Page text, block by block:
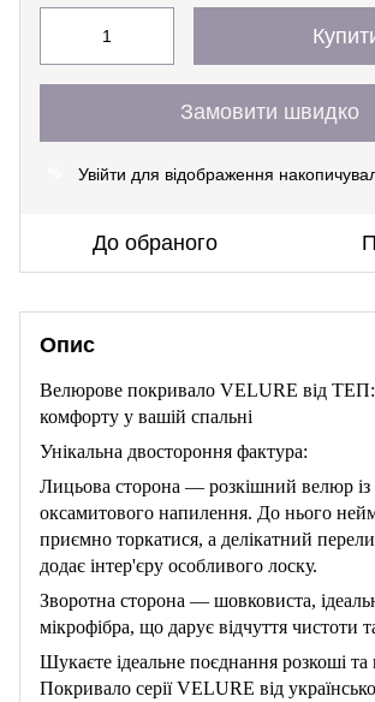
Замовити швидко
Увійти для відображення
До обраного
Опис
Велюрове покривало VELURE від
комфорту у вашій спальні
Унікальна двостороння фактура:
Лицьова сторона — розкішний велюр із
оксамитового напилення. До нього
приємно торкатися, а делікатний
додає інтер'єру особливого лоску.
Зворотна сторона — шовковиста,
мікрофібра, що дарує відчуття чистоти
Шукаєте ідеальне поєднання розкоші та
Покривало серії VELURE від